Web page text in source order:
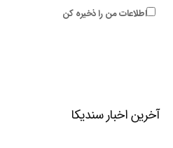
اطلاعات من را ذخیره کن
آخرین اخبار سندیکا